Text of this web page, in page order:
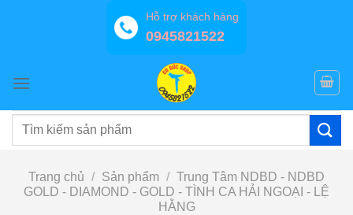
Hỗ trợ khách hàng
0945821522
Tìm
Trang chủ / Sản phẩm / Trung Tâm NDBD - NDBD
GOLD - DIAMOND - GOLD - TÌNH CA HẢI NGOẠI - LỆ
HẰNG